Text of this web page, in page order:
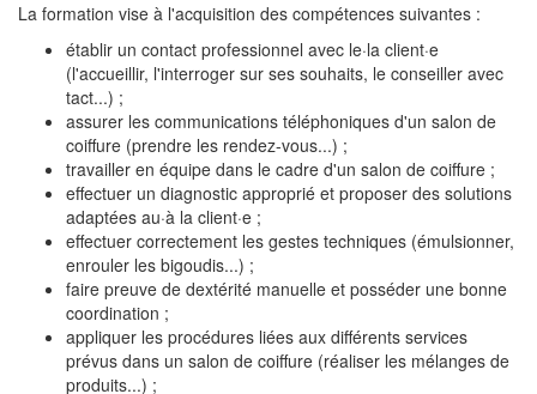
La formation vise à l'acquisition des compétences suivantes :
établir un contact professionnel avec le·la client·e
(l'accueillir, l'interroger sur ses souhaits, le conseiller avec
tact...) ;
assurer les communications téléphoniques d'un salon de
coiffure (prendre les rendez-vous...) ;
travailler en équipe dans le cadre d'un salon de coiffure ;
effectuer un diagnostic approprié et proposer des solutions
adaptées au·à la client·e ;
effectuer correctement les gestes techniques (émulsionner,
enrouler les bigoudis...) ;
faire preuve de dextérité manuelle et posséder une bonne
coordination ;
appliquer les procédures liées aux différents services
prévus dans un salon de coiffure (réaliser les mélanges de
produits...) ;